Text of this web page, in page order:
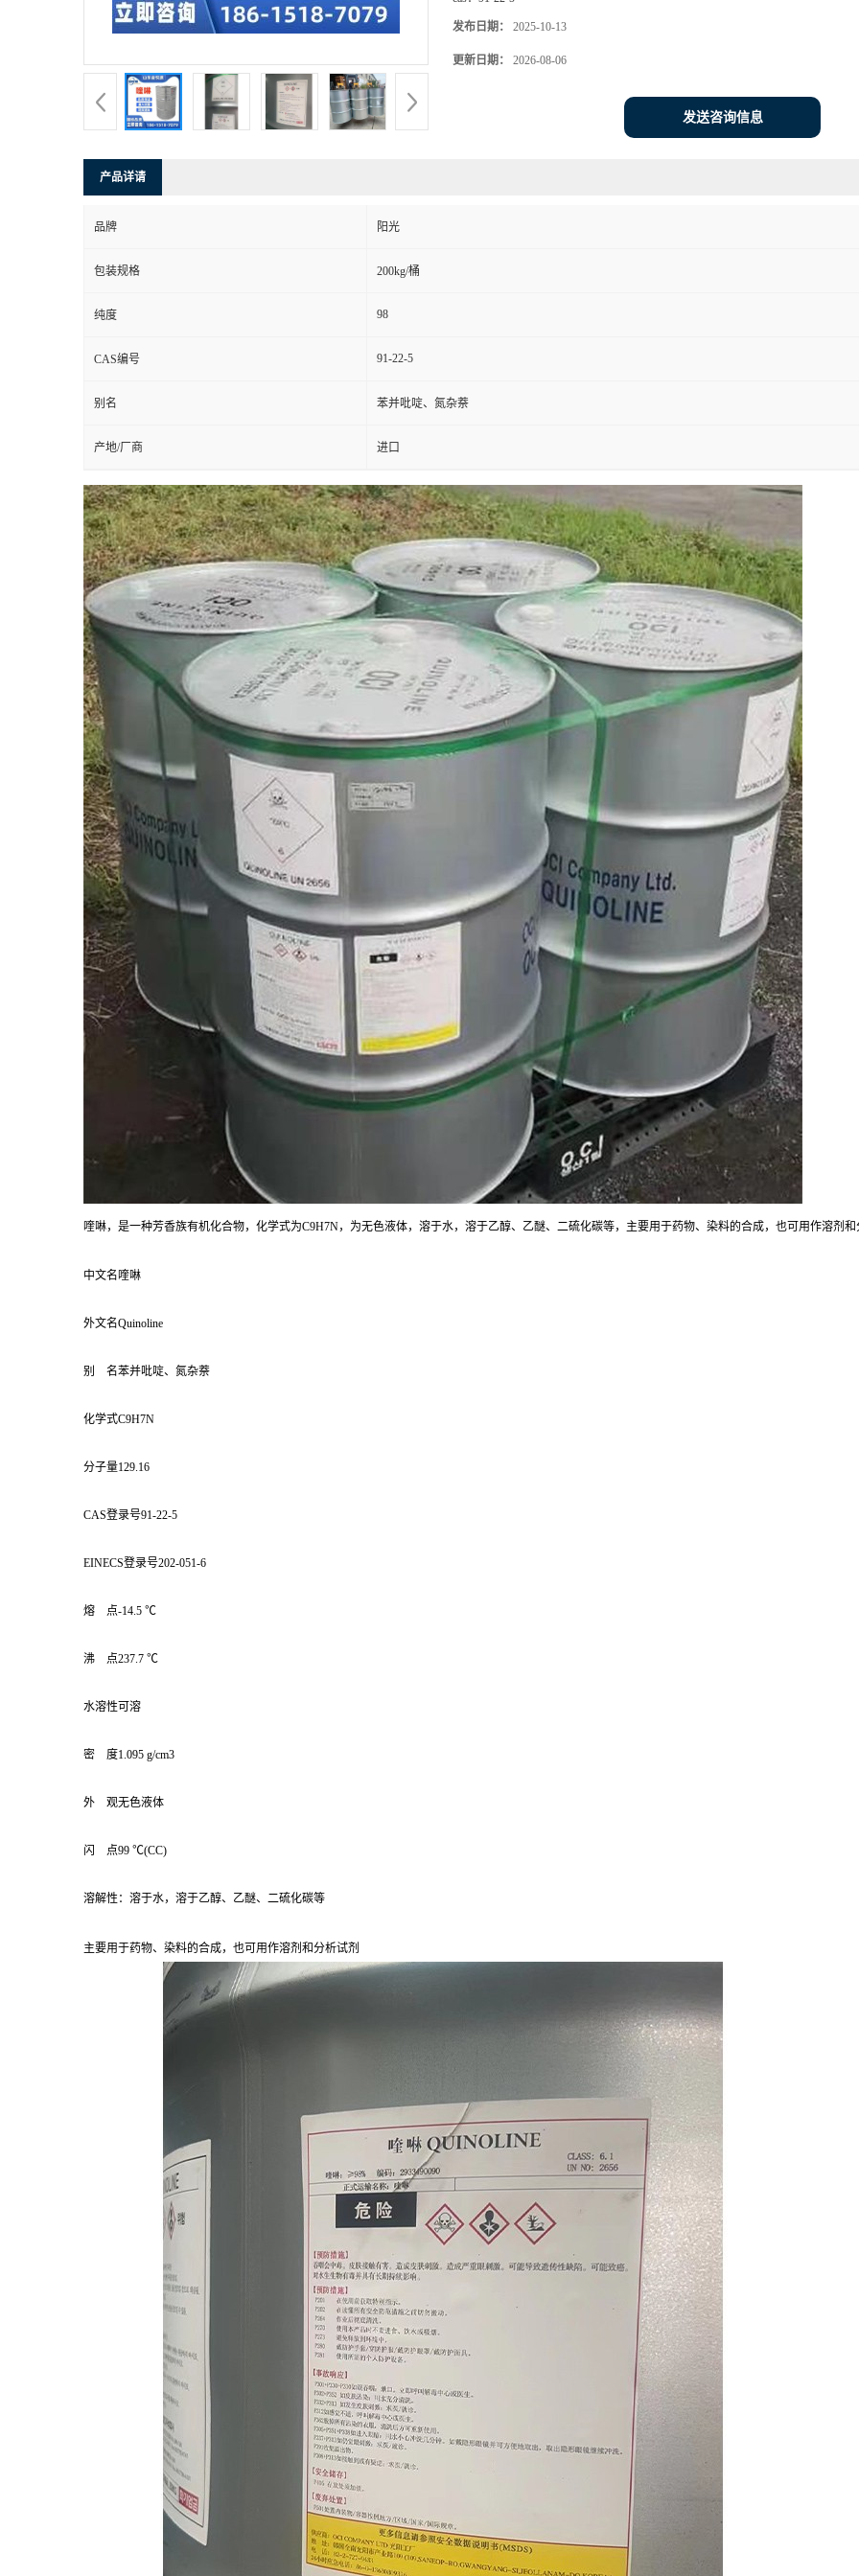
发布日期： 2025-10-13
更新日期： 2026-08-06
发送咨询信息
产品详请
品牌 阳光
包装规格 200kg/桶
纯度 98
CAS编号 91-22-5
别名 苯并吡啶、氮杂萘
产地/厂商 进口
喹啉，是一种芳香族有机化合物，化学式为C9H7N，为无色液体，溶于水，溶于乙醇、乙醚、二硫化碳等，主要用于药物、染料的合成，也可用作溶剂和
中文名喹啉
外文名Quinoline
别 名苯并吡啶、氮杂萘
化学式C9H7N
分子量129.16
CAS登录号91-22-5
EINECS登录号202-051-6
熔 点-14.5 ℃
沸 点237.7 ℃
水溶性可溶
密 度1.095 g/cm3
外 观无色液体
闪 点99 ℃(CC)
溶解性：溶于水，溶于乙醇、乙醚、二硫化碳等
主要用于药物、染料的合成，也可用作溶剂和分析试剂